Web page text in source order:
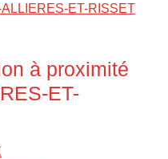
ET-RISSET
à proximité
ET-